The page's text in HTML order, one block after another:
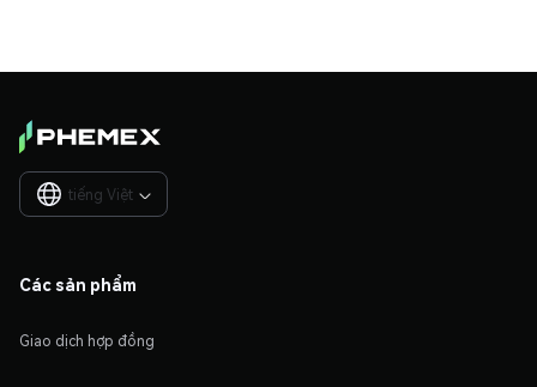
tiếng Việt 
Các sản phẩm
Giao dịch hợp đồng